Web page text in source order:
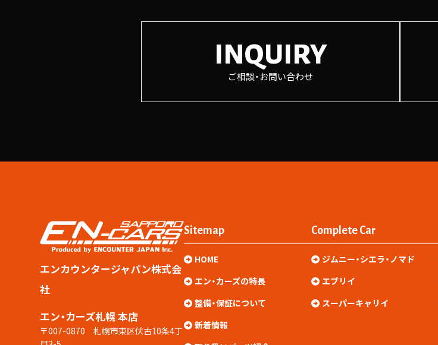
INQUIRY
ご相談・お問い合わせ
エンカウンタージャパン株式会
社
エン・カーズ札幌 本店
〒007-0870 札幌市東区伏古10条4丁
Sitemap
HOME
エン・カーズの特長
整備・保証について
新着情報
Complete Car
ジムニー・シエラ・ノマド
エブリイ
スーパーキャリイ